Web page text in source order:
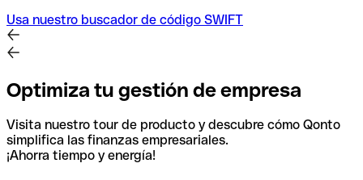
Usa nuestro buscador de código SWIFT
Optimiza tu gestión de empresa
Visita nuestro tour de producto y descubre cómo Qonto
simplifica las finanzas empresariales.
¡Ahorra tiempo y energía!